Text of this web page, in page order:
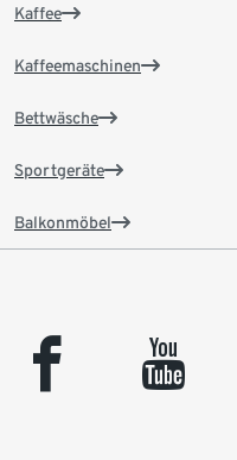
Kaffee
Kaffeemaschinen
Bettwäsche
Sportgeräte
Balkonmöbel
facebook youtube